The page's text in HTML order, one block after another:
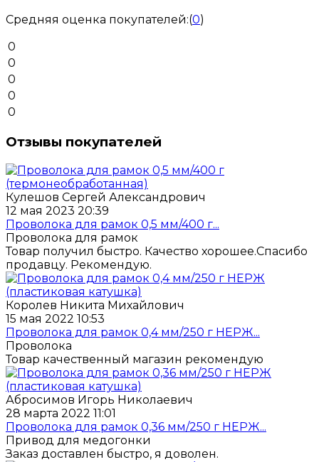
Средняя оценка покупателей:(0)
0
0
0
0
0
Отзывы покупателей
Кулешов Сергей Александрович
12 мая 2023 20:39
Проволока для рамок 0,5 мм/400 г...
Проволока для рамок
Товар получил быстро. Качество хорошее.Спасибо
продавцу. Рекомендую.
Королев Никита Михайлович
15 мая 2022 10:53
Проволока для рамок 0,4 мм/250 г НЕРЖ...
Проволока
Товар качественный магазин рекомендую
Абросимов Игорь Николаевич
28 марта 2022 11:01
Проволока для рамок 0,36 мм/250 г НЕРЖ...
Привод для медогонки
Заказ доставлен быстро, я доволен.